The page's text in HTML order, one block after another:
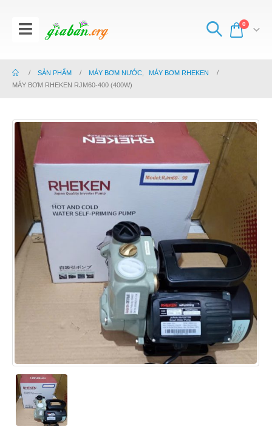
0
SẢN PHẨM MÁY BƠM NƯỚC
MÁY BƠM RHEKEN
MÁY BƠM RHEKEN RJM60-400 (400W)